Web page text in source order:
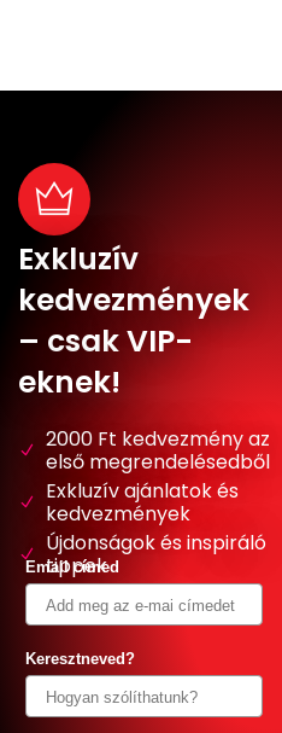
Exkluzív
kedvezmények
– csak VIP-
eknek!
2000 Ft kedvezmény az
első megrendelésedből
Exkluzív ajánlatok és
kedvezmények
Újdonságok és inspiráló
tippek
Email címed
Keresztneved?